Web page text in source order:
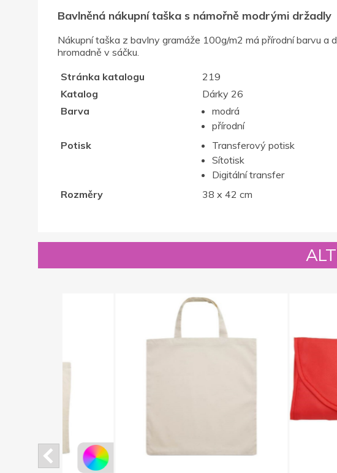
Bavlněná nákupní taška s námořně modrými držadly
Nákupní taška z bavlny gramáže 100g/m2 má přírodní barvu a
hromadně v sáčku.
Stránka katalogu
219
Katalog
Dárky 26
Barva
modrá
přírodní
Potisk
Transferový potisk
Sítotisk
Digitální transfer
Rozměry
38 x 42 cm